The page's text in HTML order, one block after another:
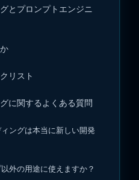
とプロンプトエンジニ
リスト
に関するよくある質問
ングは本当に新しい開発
外の用途に使えますか？